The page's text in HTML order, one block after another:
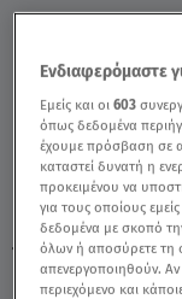
Κορωνοϊού -
TAGS:
Ενδιαφερόμαστε
Εμείς και οι603
όπως δεδομένα
έχουμε πρόσβαση σε
καταστεί δυνατή η
προκειμένου να
για τους οποίους
δεδομένα με σκοπό
όλων ή αποσύρετε τη
απενεργοποιηθούν. Αν
περιεχόμενο και